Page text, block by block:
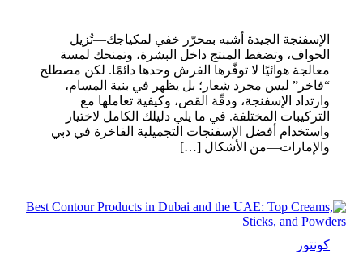
الإسفنجة الجيدة أشبه بمحرّر خفي لمكياجك—تُزيل
الحواف، وتضغط المنتج داخل البشرة، وتمنحك لمسة
معالجة هوائيًا لا توفّرها الفرش وحدها دائمًا. لكن مصطلح
“فاخر” ليس مجرد شعار؛ بل يظهر في بنية المسام،
وارتداد الإسفنجة، ودقّة القص، وكيفية تعاملها مع
التركيبات المختلفة. في ما يلي دليلك الكامل لاختيار
واستخدام أفضل الإسفنجات التجميلية الفاخرة في دبي
والإمارات—من الأشكال […]
كونتور